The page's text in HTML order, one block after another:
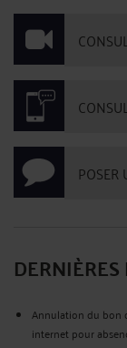
POSER
Annulation du bon
internet pour